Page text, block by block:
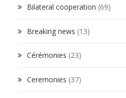
Bilateral cooperation (69)
Breaking news (13)
Cérémonies (23)
Ceremonies (37)